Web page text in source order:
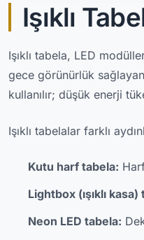
Işıklı
Işıklı tabela, LED
gece görünürlük sağlayan
kullanılır; düşük enerji
Işıklı tabelalar farklı
Kutu harf tabela:
Lightbox (ışıklı kasa)
Neon LED tabela: